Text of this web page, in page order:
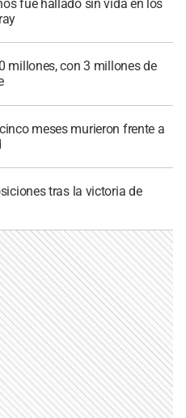
fue hallado sin vida en los
millones, con 3 millones de
meses murieron frente a
tras la victoria de